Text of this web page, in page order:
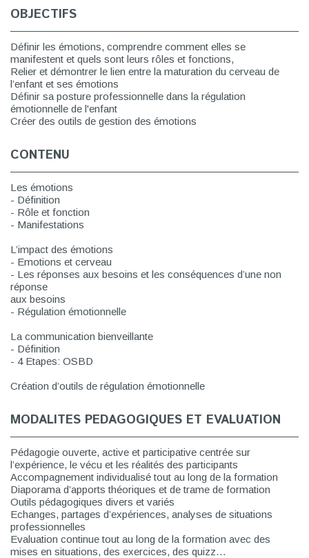
OBJECTIFS
Définir les émotions, comprendre comment elles se
manifestent et quels sont leurs rôles et fonctions,
Relier et démontrer le lien entre la maturation du cerveau de
l’enfant et ses émotions
Définir sa posture professionnelle dans la régulation
émotionnelle de l'enfant
Créer des outils de gestion des émotions
CONTENU
Les émotions
- Définition
- Rôle et fonction
- Manifestations
L’impact des émotions
- Emotions et cerveau
- Les réponses aux besoins et les conséquences d’une non
réponse
aux besoins
- Régulation émotionnelle
La communication bienveillante
- Définition
- 4 Etapes: OSBD
Création d’outils de régulation émotionnelle
MODALITES PEDAGOGIQUES ET EVALUATION
Pédagogie ouverte, active et participative centrée sur
l’expérience, le vécu et les réalités des participants
Accompagnement individualisé tout au long de la formation
Diaporama d’apports théoriques et de trame de formation
Outils pédagogiques divers et variés
Echanges, partages d’expériences, analyses de situations
professionnelles
Evaluation continue tout au long de la formation avec des
mises en situations, des exercices, des quizz…